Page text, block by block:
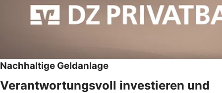
Nachhaltige Geldanlage
Verantwortungsvoll investieren und